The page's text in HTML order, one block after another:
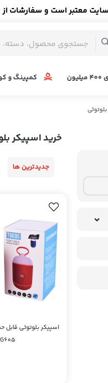
معتبر است و سفارشات از
کمپینگ و
خرید اسپیکر
جدیدترین ها
اسپیکر بلوتوثی